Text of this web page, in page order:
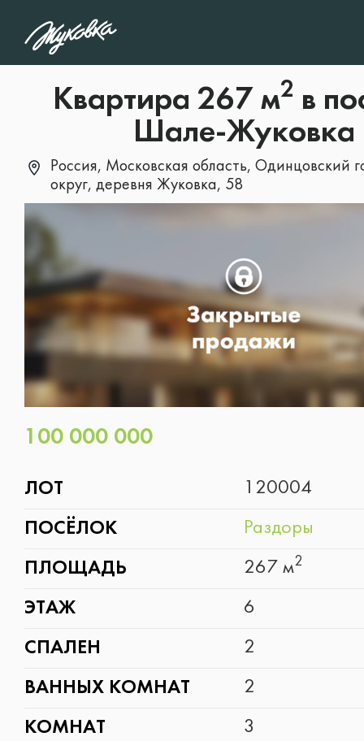
Квартира 267 м2 в
Шале-Жуковка
Россия, Московская область, Одинцовский
округ, деревня Жуковка, 58
100 000 000
ЛОТ 120004
ПОСЁЛОК Раздоры
ПЛОЩАДЬ 267 м2
ЭТАЖ 6
СПАЛЕН 2
ВАННЫХ КОМНАТ 2
КОМНАТ 3
1/5
Какой тип объекта
интересует?
Дом
Участок
Квартира
Таунхаус